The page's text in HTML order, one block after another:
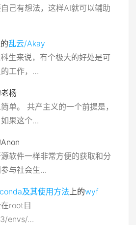
己有想法，这样AI就可以辅助
乱云/Akay
生来说，有个极大的好处是可
工作，…
老杨
单。 共产主义的一个前提是，
果这个…
Anon
软件一样非常方便的获取和分
与社会生…
及其使用方法上的wyf
root目
envs/…